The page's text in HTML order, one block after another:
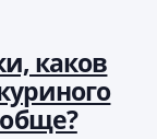
каков